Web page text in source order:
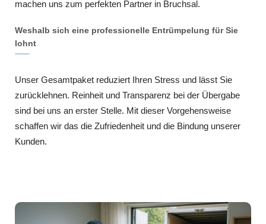
machen uns zum perfekten Partner in Bruchsal.
Weshalb sich eine professionelle Entrümpelung für Sie
lohnt
Unser Gesamtpaket reduziert Ihren Stress und lässt Sie
zurücklehnen. Reinheit und Transparenz bei der Übergabe
sind bei uns an erster Stelle. Mit dieser Vorgehensweise
schaffen wir das die Zufriedenheit und die Bindung unserer
Kunden.